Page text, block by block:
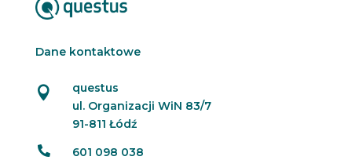
Dane kontaktowe

questus
ul. Organizacji WiN 83/7
91-811 Łódź
 601 098 038